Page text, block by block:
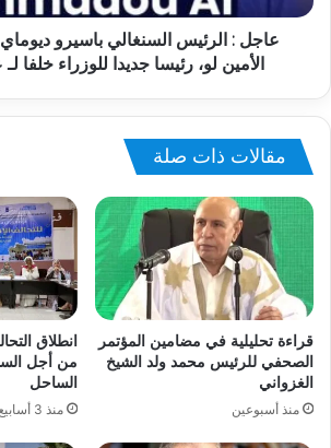
عاجل : الرئيس السنغالي باسيرو
الأمين لو، رئيسا جديدا للوزراء خلفا
مقالات ذات صلة
قراءة تحليلية في مضامين المؤتمر
الصحفي للرئيس محمد ولد الشيخ
الغزواني
منذ أسبوعين
انطلاق
من أجل
الساحل
منذ 3 أسابيع